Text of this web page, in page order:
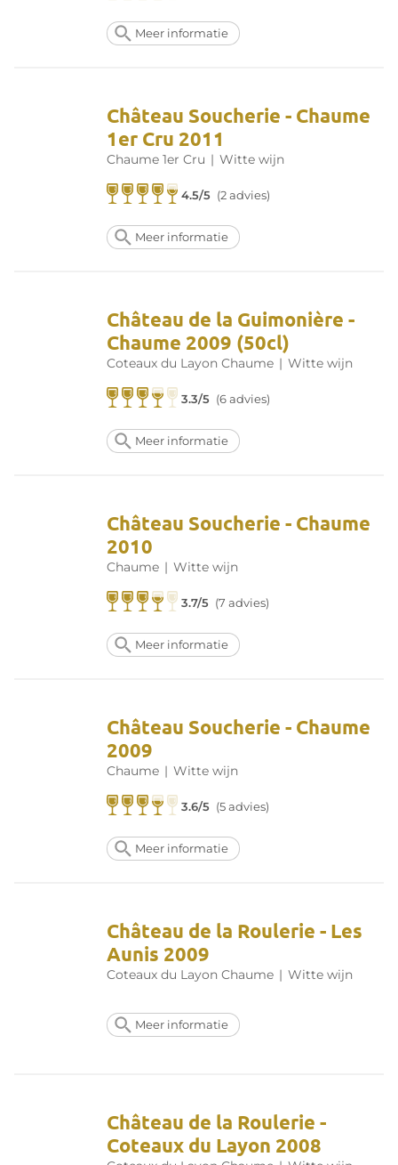
Meer informatie
Château Soucherie - Chaume
1er Cru 2011
Chaume 1er Cru | Witte wijn
4.5/5 (2 advies)
Meer informatie
Château de la Guimonière -
Chaume 2009 (50cl)
Coteaux du Layon Chaume | Witte wijn
3.3/5 (6 advies)
Meer informatie
Château Soucherie - Chaume
2010
Chaume | Witte wijn
3.7/5 (7 advies)
Meer informatie
Château Soucherie - Chaume
2009
Chaume | Witte wijn
3.6/5 (5 advies)
Meer informatie
Château de la Roulerie - Les
Aunis 2009
Coteaux du Layon Chaume | Witte wijn
Meer informatie
Château de la Roulerie -
Coteaux du Layon 2008